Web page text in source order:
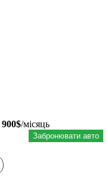
900$/місяць
Забронювати авто